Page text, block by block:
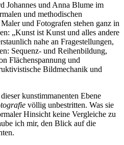
Johannes und Anna Blume im
und methodischen
und Fotografen stehen ganz in
„Kunst ist Kunst und alles andere
nahe an Fragestellungen,
Sequenz- und Reihenbildung,
Flächenspannung und
Bildmechanik und
kunstimmanenten Ebene
völlig unbestritten. Was sie
Hinsicht keine Vergleiche zu
ich mir, den Blick auf die